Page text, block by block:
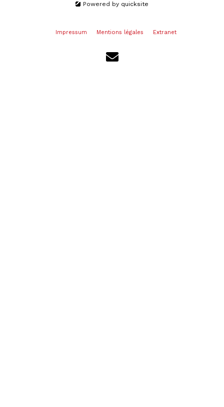
Powered by quicksite
Impressum Mentions légales Extranet